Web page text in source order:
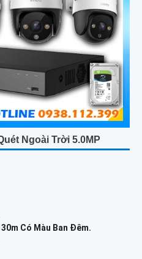
Ngoài Trời 5.0MP
Có Màu Ban Ðêm.